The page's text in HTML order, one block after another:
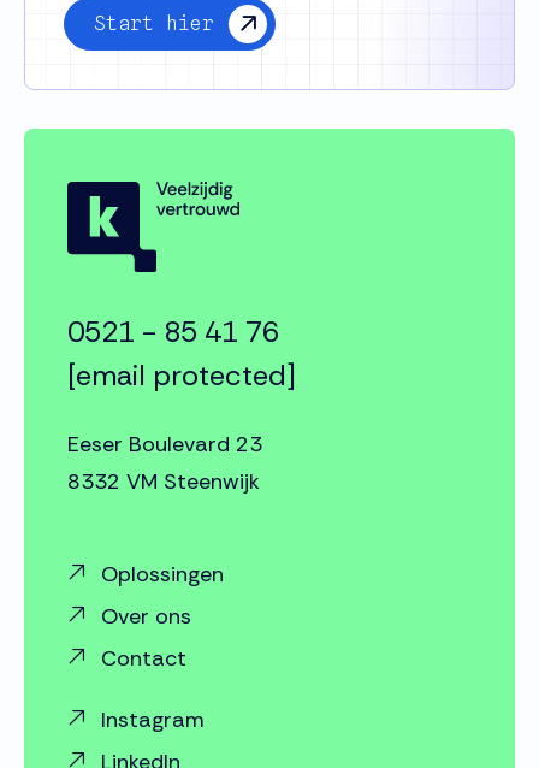
Start hier
0521 - 85 41 76
[email protected]
Eeser Boulevard 23
8332 VM Steenwijk
Oplossingen
Over ons
Contact
Instagram
LinkedIn